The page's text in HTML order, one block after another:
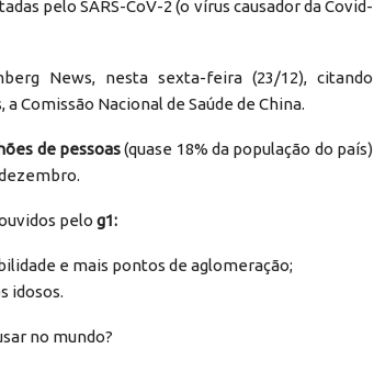
pelo SARS-CoV-2 (o vírus causador da Covid-
News, nesta sexta-feira (23/12), citando
Comissão Nacional de Saúde de China.
de pessoas(quase 18% da população do país)
pelo g1:
e mais pontos de aglomeração;
idosos.
no mundo?